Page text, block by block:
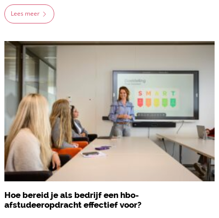
Lees meer
Hoe bereid je als bedrijf een hbo-
afstudeeropdracht effectief voor?